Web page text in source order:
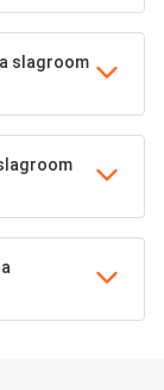
slagroom